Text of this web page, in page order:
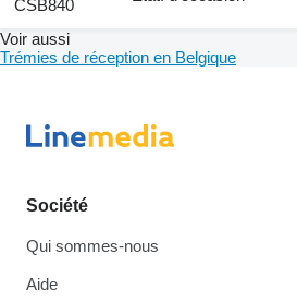
CSB840
Voir aussi
Trémies de réception en Belgique
Société
Qui sommes-nous
Aide